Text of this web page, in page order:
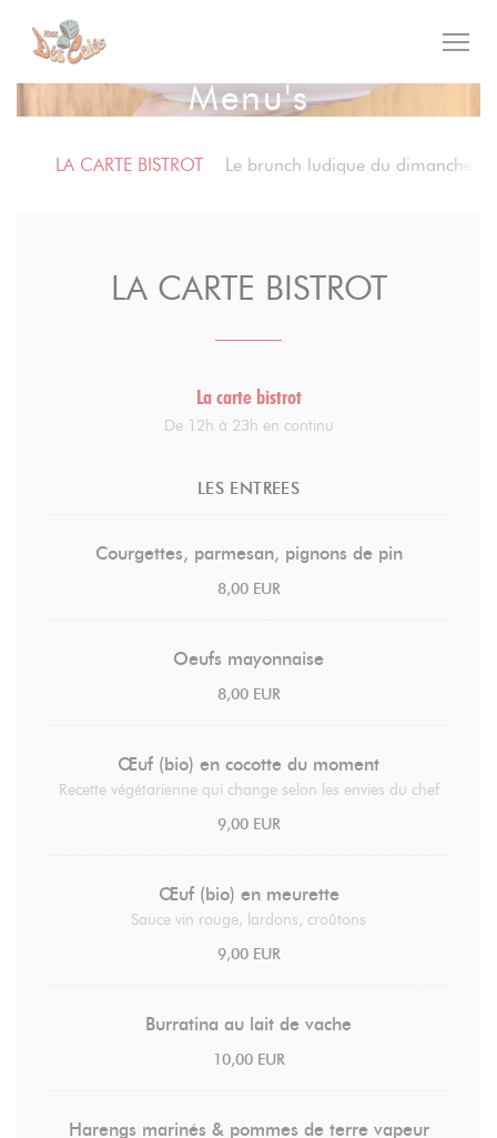
Cookies beheer paneel
Menu's
LA CARTE BISTROT Le brunch ludique du dimanche
LA CARTE BISTROT
La carte bistrot
De 12h à 23h en continu
LES ENTREES
Courgettes, parmesan, pignons de pin
8,00 EUR
Oeufs mayonnaise
8,00 EUR
Œuf (bio) en cocotte du moment
Recette végétarienne qui change selon les envies du chef
9,00 EUR
Œuf (bio) en meurette
Sauce vin rouge, lardons, croûtons
9,00 EUR
Burratina au lait de vache
10,00 EUR
Harengs marinés & pommes de terre vapeur